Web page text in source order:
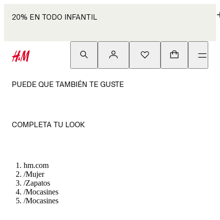
20% EN TODO INFANTIL
PUEDE QUE TAMBIÉN TE GUSTE
COMPLETA TU LOOK
hm.com
/Mujer
/Zapatos
/Mocasines
/Mocasines